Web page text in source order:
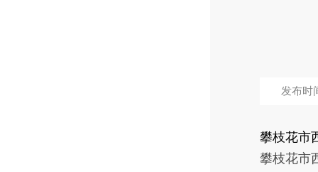
发布时
攀枝花市
攀枝花市